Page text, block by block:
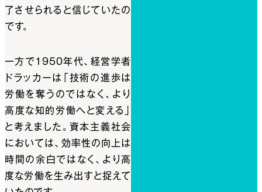
了させられると信じていたの
です。
一方で1950年代、経営学者
ドラッカーは「技術の進歩は
労働を奪うのではなく、より
高度な知的労働へと変える」
と考えました。資本主義社会
においては、効率性の向上は
時間の余白ではなく、より高
度な労働を生み出すと捉えて